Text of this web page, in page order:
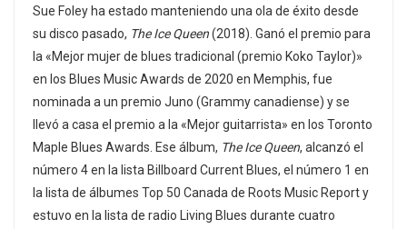
Sue Foley ha estado manteniendo una ola de éxito desde
su disco pasado, The Ice Queen(2018). Ganó el premio para
la «Mejor mujer de blues tradicional (premio Koko Taylor)»
en los Blues Music Awards de 2020 en Memphis, fue
nominada a un premio Juno (Grammy canadiense) y se
llevó a casa el premio a la «Mejor guitarrista» en los Toronto
Maple Blues Awards. Ese álbum, The Ice Queen, alcanzó el
número 4 en la lista Billboard Current Blues, el número 1 en
la lista de álbumes Top 50 Canada de Roots Music Report y
estuvo en la lista de radio Living Blues durante cuatro